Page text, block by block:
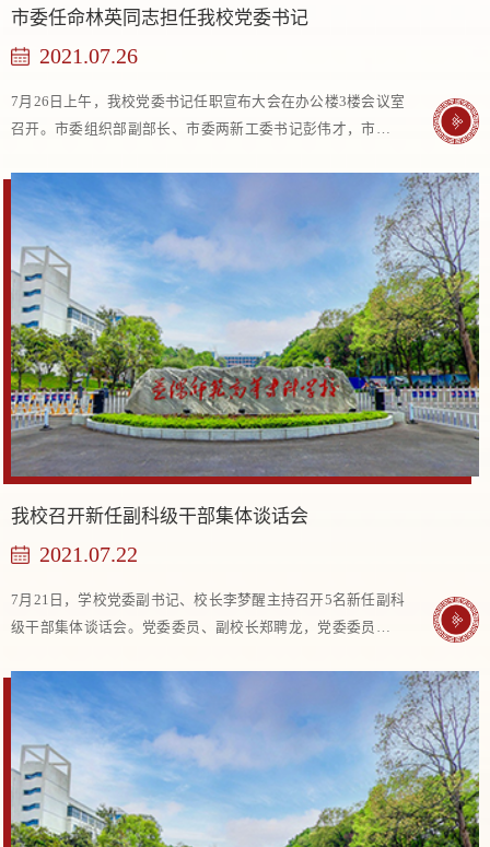
市委任命林英同志担任我校党委书记
2021.07.26
7月26日上午，我校党委书记任职宣布大会在办公楼3楼会议室
召开。市委组织部副部长、市委两新工委书记彭伟才，市委组
参加大会。会议由党委副书记、校长李梦醒...
我校召开新任副科级干部集体谈话会
2021.07.22
7月21日，学校党委副书记、校长李梦醒主持召开5名新任副科
级干部集体谈话会。党委委员、副校长郑聘龙，党委委员、副
用，是学校“一升一保一拓展”发展蓝图中的...